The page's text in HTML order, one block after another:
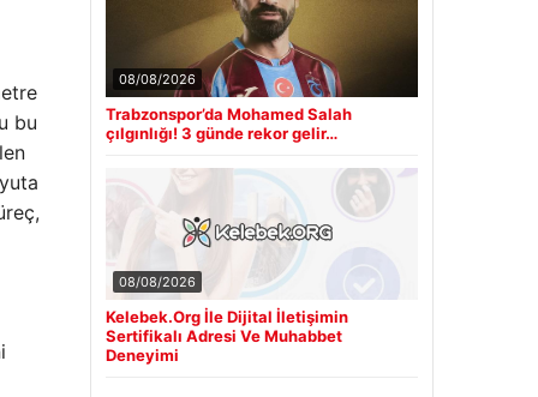
bu
08/08/2026
Trabzonspor’da Mohamed Salah
çılgınlığı! 3 günde rekor gelir…
08/08/2026
Kelebek.Org İle Dijital İletişimin
Sertifikalı Adresi Ve Muhabbet
Deneyimi